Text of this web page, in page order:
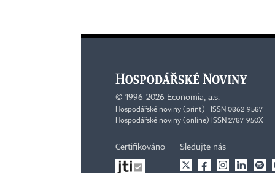
© 1996-2026 Economia, a.s.
Hospodářské noviny (print) ISSN 0862-9587
Hospodářské noviny (online) ISSN 2787-950X
Certifikováno Sledujte nás